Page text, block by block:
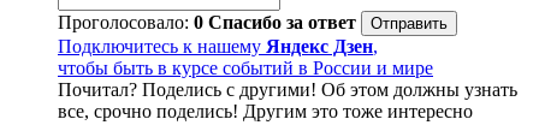
Проголосовало: 0 Спасибо за ответ
Подключитесь к нашему Яндекс Дзен,
чтобы быть в курсе событий в России и мире
Почитал? Поделись с другими! Об этом должны узнать
все, срочно поделись! Другим это тоже интересно